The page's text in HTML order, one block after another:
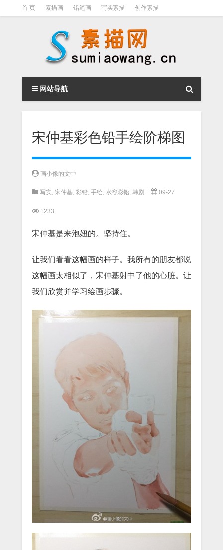
首 页 素描画 铅笔画 写实素描 创作素描
素描视频教程
网站导航
宋仲基彩色铅手绘阶梯图
画小像的文中
写实, 宋仲基, 彩铅, 手绘, 水溶彩铅, 韩剧 09-27
1233
宋仲基是来泡妞的。坚持住。
让我们看看这幅画的样子。我所有的朋友都说
这幅画太相似了，宋仲基射中了他的心脏。让
我们欣赏并学习绘画步骤。